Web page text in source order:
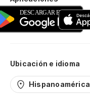
Ubicación e idioma
Hispanoamérica